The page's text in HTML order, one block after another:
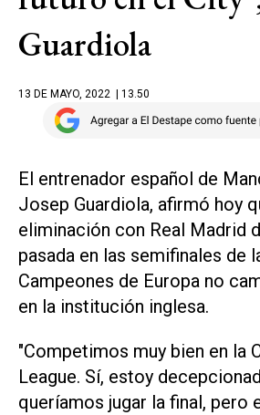
Guardiola
13 DE MAYO, 2022 | 13.50
El entrenador español de
Josep Guardiola, afirmó hoy
eliminación con Real Madrid
pasada en las semifinales de
Campeones de Europa no
en la institución inglesa.
"Competimos muy bien en la
League. Sí, estoy
queríamos jugar la final, pero